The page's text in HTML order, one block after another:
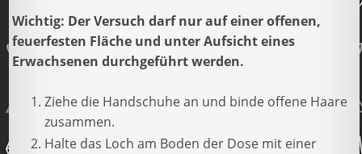
Wichtig: Der Versuch darf nur auf einer offenen,
feuerfesten Fläche und unter Aufsicht eines
Erwachsenen durchgeführt werden.
Ziehe die Handschuhe an und binde offene Haare
zusammen.
Halte das Loch am Boden der Dose mit einer